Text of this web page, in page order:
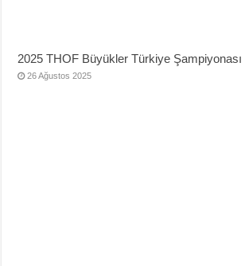
2025 THOF Büyükler Türkiye Şampiyonası
26 Ağustos 2025